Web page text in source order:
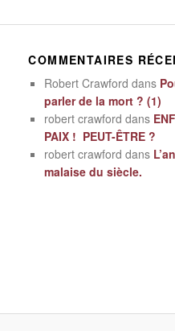
COMMENTAIRES
Robert Crawford dans
parler de la mort ? (1)
robert crawford dans
PAIX ! PEUT-ÊTRE ?
robert crawford dans
malaise du siècle.